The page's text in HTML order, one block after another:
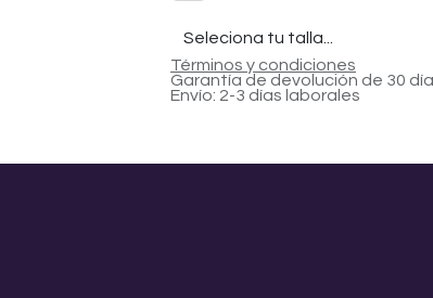
Términos y condiciones
Garantía de devolución de 30
Envío: 2-3 días laborales